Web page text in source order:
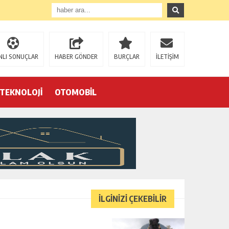
SONUÇLAR HABER GÖNDER BURÇLAR İLETİŞİM
TEKNOLOJİ OTOMOBİL
İLGİNİZİ ÇEKEBİLİR